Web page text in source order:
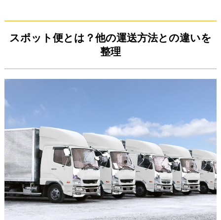
スポット便とは？他の運送方法との違いを
整理